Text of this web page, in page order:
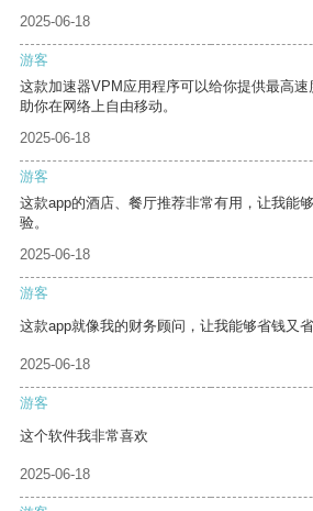
2025-06-18
游客
这款加速器VPM应用程序可以给你提供最高
助你在网络上自由移动。
2025-06-18
游客
这款app的酒店、餐厅推荐非常有用，让我能
验。
2025-06-18
游客
这款app就像我的财务顾问，让我能够省钱又省
2025-06-18
游客
这个软件我非常喜欢
2025-06-18